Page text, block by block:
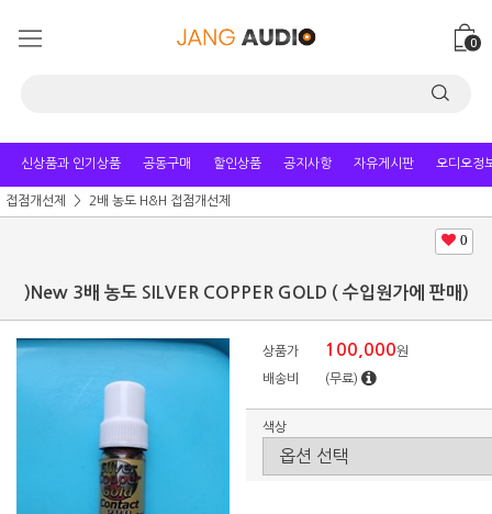
0
신상품과 인기상품 공동구매 할인상품 공지사항 자유게시판 오디오정
접점개선제 2배 농도 H&H 접점개선제
0
)New 3배 농도 SILVER COPPER GOLD ( 수입원가에 판매)
상품가 100,000원
배송비 (무료)
색상